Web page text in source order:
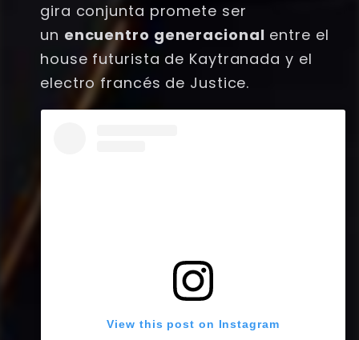
gira conjunta promete ser
un encuentro generacional entre el
house futurista de Kaytranada y el
electro francés de Justice.
View this post on Instagram